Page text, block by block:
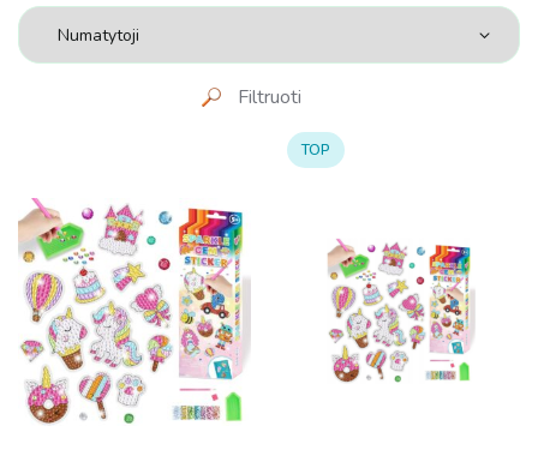
Filtruoti
6 €
7 10
Dydis
S
TOP